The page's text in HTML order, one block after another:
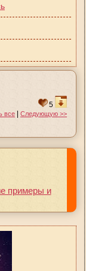
5
все | Следующую >>
примеры и